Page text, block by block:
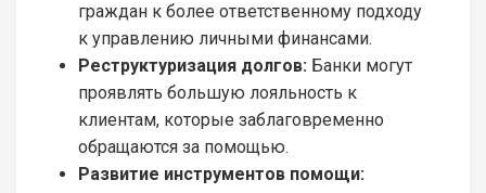
граждан к более ответственному подходу
к управлению личными финансами.
Реструктуризация долгов: Банки могут
проявлять большую лояльность к
клиентам, которые заблаговременно
обращаются за помощью.
Развитие инструментов помощи: